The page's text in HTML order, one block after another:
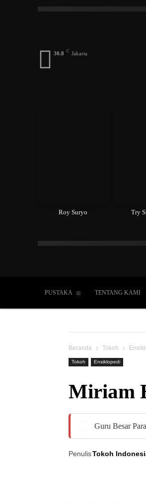
30.8 C Jakarta
Roy Suryo Try
PUSTAKA TENTANG KAMI
Beranda Tokoh
Tokoh Ensiklopedi
Miriam
Guru Besar
PenulisTokoh